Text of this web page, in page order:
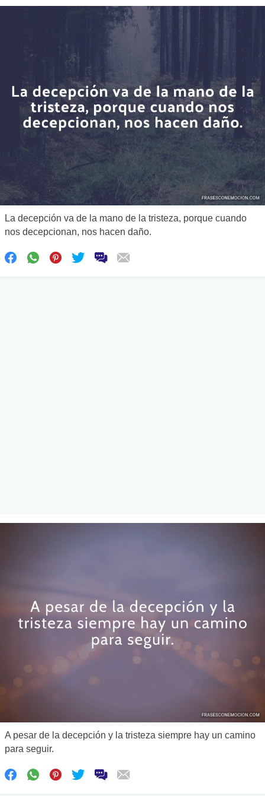
La decepción va de la mano de la tristeza, porque cuando
nos decepcionan, nos hacen daño.
A pesar de la decepción y la tristeza siempre hay un camino
para seguir.